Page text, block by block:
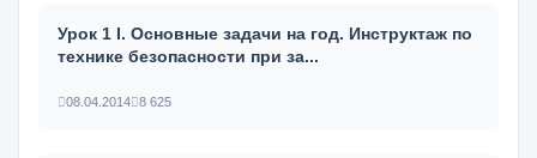
Урок 1 I. Основные задачи на год. Инструктаж по
технике безопасности при за...
08.04.2014 8 625